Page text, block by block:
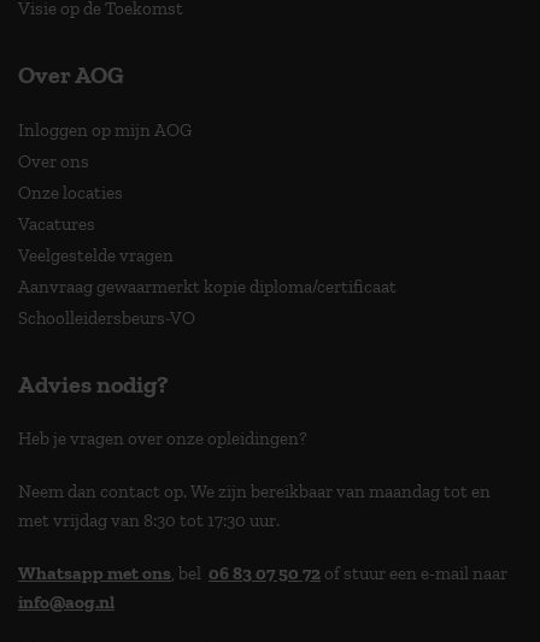
Visie op de Toekomst
Over AOG
Inloggen op mijn AOG
Over ons
Onze locaties
Vacatures
Veelgestelde vragen
Aanvraag gewaarmerkt kopie diploma/certificaat
Schoolleidersbeurs-VO
Advies nodig?
Heb je vragen over onze opleidingen?
Neem dan contact op. We zijn bereikbaar van maandag tot en
met vrijdag van 8:30 tot 17:30 uur.
Whatsapp met ons, bel 06 83 07 50 72 of stuur een e-mail naar
info@aog.nl